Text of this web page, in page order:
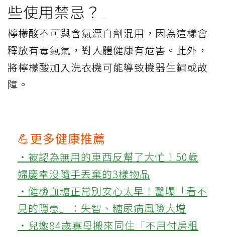
檸檬酸混合使用？
將小蘇打和檸檬酸混合會產生氣泡，但泡沫
消失後，兩者的清潔效果會互相中和，這樣
會浪費它們的優點，降低清潔效率。
些使用禁忌？
檸檬酸不可與含氯漂白劑混用，因為這樣會
釋放有毒氯氣，對人體健康有危害。此外，
將檸檬酸加入洗衣機可能導致機器生鏽或故
障。